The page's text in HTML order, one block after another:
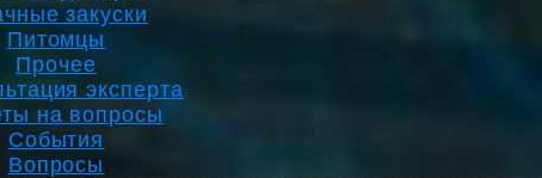
закуски
Питомцы
Прочее
эксперта
на вопросы
События
Вопросы